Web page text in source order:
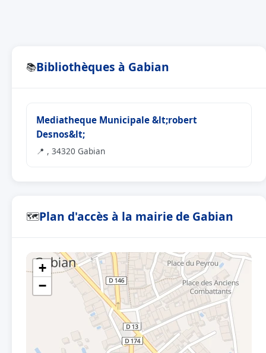
📚Bibliothèques à Gabian
Mediatheque Municipale &lt;robert
Desnos&lt;
📍 , 34320 Gabian
🗺Plan d'accès à la mairie de Gabian
+
−